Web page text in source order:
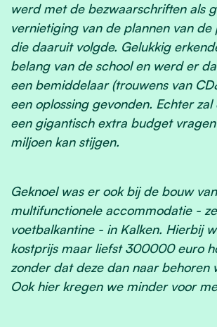
werd met de bezwaarschriften als
vernietiging van de plannen van de
die daaruit volgde. Gelukkig
belang van de school en werd er
een bemiddelaar (trouwens van
een oplossing gevonden. Echter
een gigantisch extra budget
miljoen kan stijgen.
Geknoel was er ook bij de bouw
multifunctionele accommodatie -
voetbalkantine - in Kalken. Hierbij
kostprijs maar liefst 300000 euro
zonder dat deze dan naar behoren
Ook hier kregen we minder voor